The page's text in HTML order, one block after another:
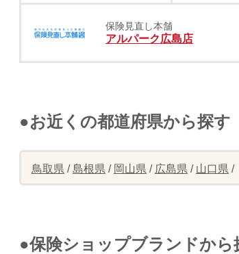
保険見直し本舗
アルパーク広島店
●お近くの都道府県から探す
鳥取県 /島根県 / 岡山県 / 広島県 / 山口県 /
●保険ショップブランドから